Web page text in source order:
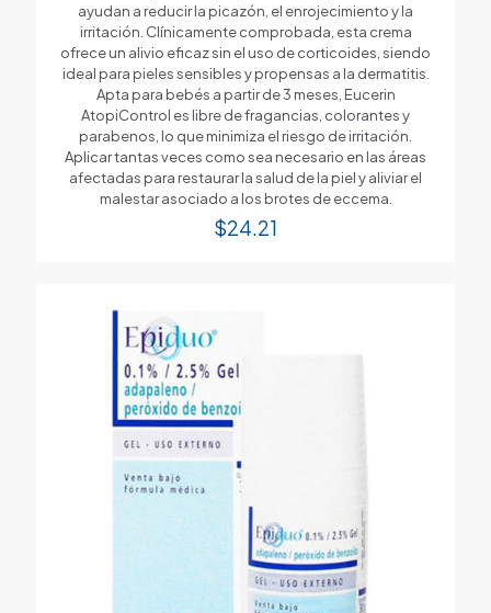
ayudan a reducir la picazón, el enrojecimiento y la
irritación. Clínicamente comprobada, esta crema
ofrece un alivio eficaz sin el uso de corticoides, siendo
ideal para pieles sensibles y propensas a la dermatitis.
Apta para bebés a partir de 3 meses, Eucerin
AtopiControl es libre de fragancias, colorantes y
parabenos, lo que minimiza el riesgo de irritación.
Aplicar tantas veces como sea necesario en las áreas
afectadas para restaurar la salud de la piel y aliviar el
malestar asociado a los brotes de eccema.
$24.21